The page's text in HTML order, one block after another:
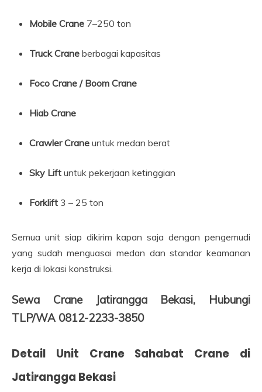
Mobile Crane 7–250 ton
Truck Crane berbagai kapasitas
Foco Crane / Boom Crane
Hiab Crane
Crawler Crane untuk medan berat
Sky Lift untuk pekerjaan ketinggian
Forklift 3 – 25 ton
Semua unit siap dikirim kapan saja dengan pengemudi
yang sudah menguasai medan dan standar keamanan
kerja di lokasi konstruksi.
Sewa Crane Jatirangga Bekasi, Hubungi
TLP/WA 0812-2233-3850
Detail Unit Crane Sahabat Crane di
Jatirangga Bekasi